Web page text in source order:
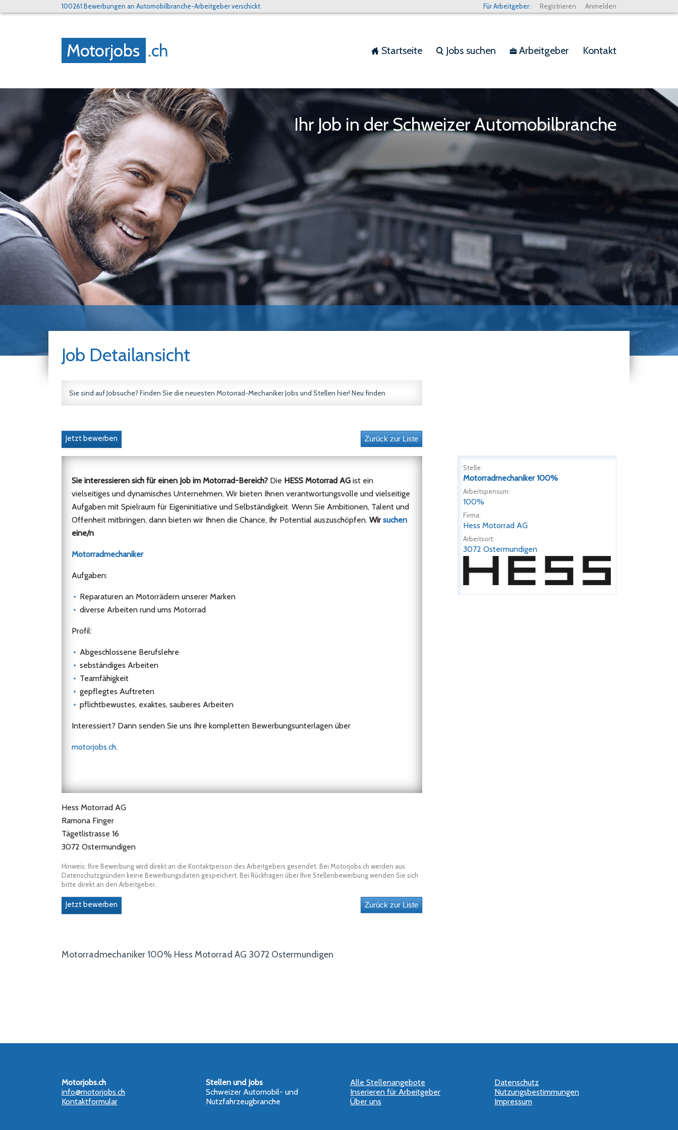
100261 Bewerbungen an Automobilbranche-Arbeitgeber verschickt Für Arbeitgeber: Registrieren Anmelden
home Startseite search Jobs suchen bag Arbeitgeber Kontakt
Ihr Job in der Schweizer Automobilbranche
Job Detailansicht
Sie sind auf Jobsuche? Finden Sie die neuesten Motorrad-Mechaniker Jobs und Stellen hier! Neu finden
Jetzt bewerben
Stelle:
Motorradmechaniker 100%
Arbeitspensum:
100%
Firma:
Hess Motorrad AG
Arbeitsort:
3072 Ostermundigen
Sie interessieren sich für einen Job im Motorrad-Bereich? Die HESS Motorrad AG ist ein
vielseitiges und dynamisches Unternehmen. Wir bieten Ihnen verantwortungsvolle und vielseitige
Aufgaben mit Spielraum für Eigeninitiative und Selbständigkeit. Wenn Sie Ambitionen, Talent und
Offenheit mitbringen, dann bieten wir Ihnen die Chance, Ihr Potential auszuschöpfen. Wirsuchen
eine/n
Motorradmechaniker
Aufgaben:
Reparaturen an Motorrädern unserer Marken
diverse Arbeiten rund ums Motorrad
Profil:
Abgeschlossene Berufslehre
sebständiges Arbeiten
Teamfähigkeit
gepflegtes Auftreten
pflichtbewustes, exaktes, sauberes Arbeiten
Interessiert? Dann senden Sie uns Ihre kompletten Bewerbungsunterlagen über
motorjobs.ch.
Hess Motorrad AG
Ramona Finger
Tägetlistrasse 16
3072 Ostermundigen
Hinweis: Ihre Bewerbung wird direkt an die Kontaktperson des Arbeitgebers gesendet. Bei Motorjobs.ch werden aus
Datenschutzgründen keine Bewerbungsdaten gespeichert. Bei Rückfragen über Ihre Stellenbewerbung wenden Sie sich
bitte direkt an den Arbeitgeber.
Jetzt bewerben
Motorradmechaniker 100% Hess Motorrad AG 3072 Ostermundigen
Motorjobs.ch
info@motorjobs.ch
Kontaktformular
Stellen und Jobs
Schweizer Automobil- und
Nutzfahrzeugbranche
Alle Stellenangebote
Inserieren für Arbeitgeber
Über uns
Datenschutz
Nutzungsbestimmungen
Impressum